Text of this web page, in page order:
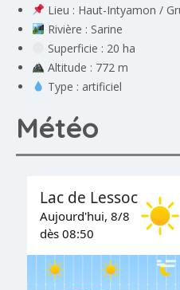
Lieu : Haut-Intyamon /
Rivière : Sarine
Superficie : 20 ha
Altitude : 772 m
Type : artificiel
Météo